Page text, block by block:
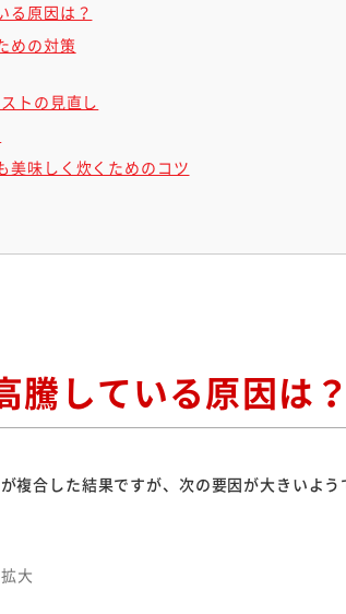
る原因は？
めの対策
トの見直し
美味しく炊くためのコツ
騰している原因は？
複合した結果ですが、次の要因が大きいよう
大